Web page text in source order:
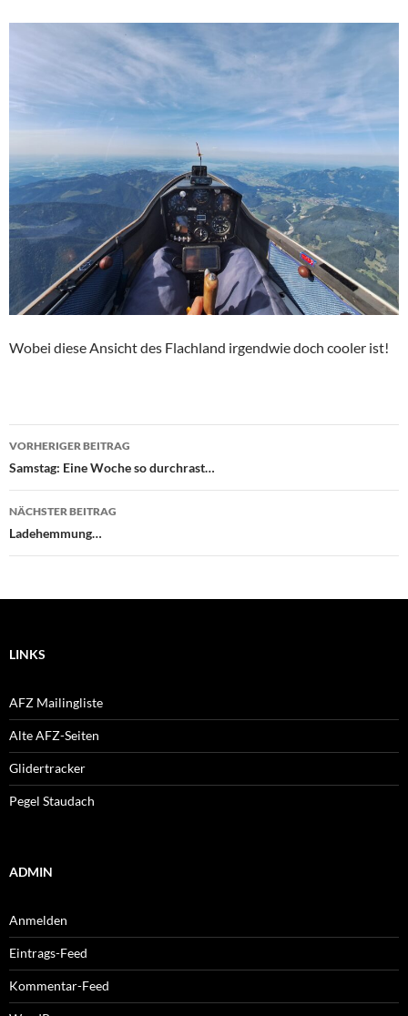
Wobei diese Ansicht des Flachland irgendwie doch cooler ist!
Beitragsnavigation
VORHERIGER BEITRAG
Samstag: Eine Woche so durchrast…
NÄCHSTER BEITRAG
Ladehemmung…
LINKS
AFZ Mailingliste
Alte AFZ-Seiten
Glidertracker
Pegel Staudach
ADMIN
Anmelden
Eintrags-Feed
Kommentar-Feed